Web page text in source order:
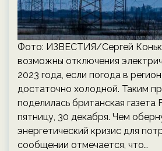
Фото: ИЗВЕСТИЯ/Сергей
возможны отключения
2023 года, если погода в
достаточно холодной. Таким
поделилась британская газета
пятницу, 30 декабря. Чем
энергетический кризис для
сообщении отмечается, что…